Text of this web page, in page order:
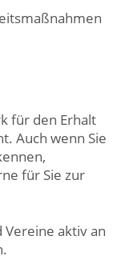
für den Erhalt
Auch wenn Sie
für Sie zur
Vereine aktiv an